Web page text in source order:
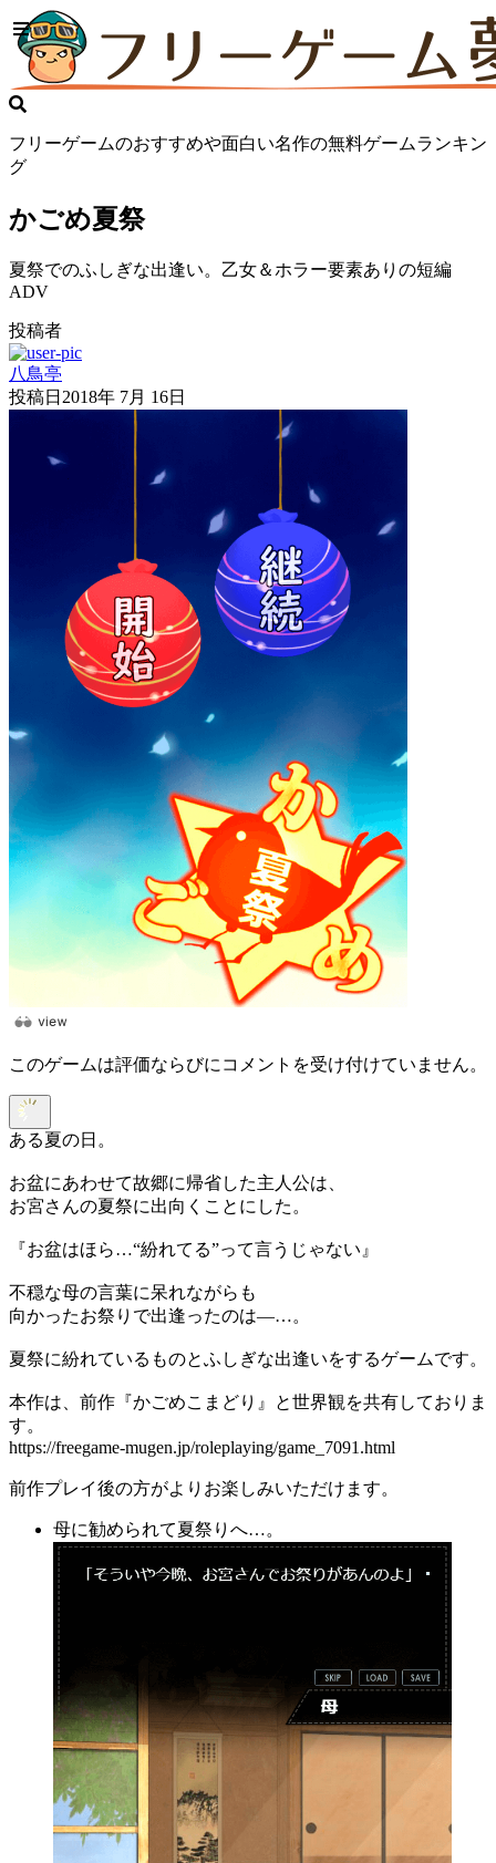
フリーゲームのおすすめや面白い名作の無料ゲームランキン
グ
かごめ夏祭
夏祭でのふしぎな出逢い。乙女＆ホラー要素ありの短編
ADV
投稿者
八鳥亭
投稿日 2018年 7月 16日
このゲームは評価ならびにコメントを受け付けていません。
ある夏の日。
お盆にあわせて故郷に帰省した主人公は、
お宮さんの夏祭に出向くことにした。
『お盆はほら…“紛れてる”って言うじゃない』
不穏な母の言葉に呆れながらも
向かったお祭りで出逢ったのは―…。
夏祭に紛れているものとふしぎな出逢いをするゲームです。
本作は、前作『かごめこまどり』と世界観を共有しておりま
す。
https://freegame-mugen.jp/roleplaying/game_7091.html
前作プレイ後の方がよりお楽しみいただけます。
母に勧められて夏祭りへ…。